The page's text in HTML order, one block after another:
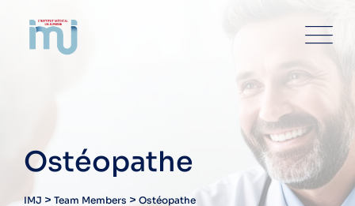
content
Ostéopathe
IMJ > Team Members > Ostéopathe